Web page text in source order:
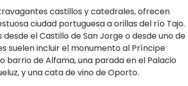
castillos y catedrales, ofrecen
ciudad portuguesa a orillas del río Tajo.
el Castillo de San Jorge o desde uno de
suelen incluir el monumento al Príncipe
barrio de Alfama, una parada en el Palacio
y una cata de vino de Oporto.